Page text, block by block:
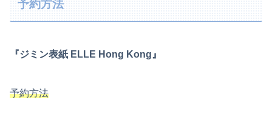
予約方法
『ジミン表紙 ELLE Hong Kong』
予約方法